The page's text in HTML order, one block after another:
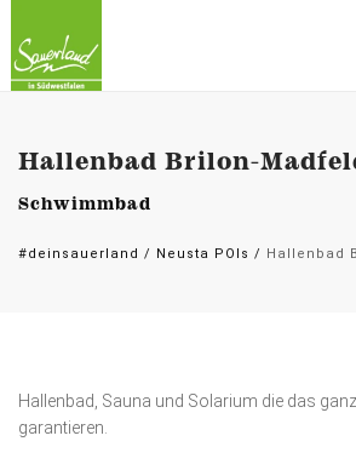
Hallenbad Brilon-
Schwimmbad
#deinsauerland / Neusta POIs / Hallenbad
Hallenbad, Sauna und Solarium die das
garantieren.